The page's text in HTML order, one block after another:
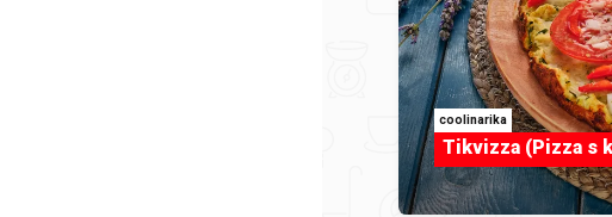
coolinarika
Tikvizza (Pizza s